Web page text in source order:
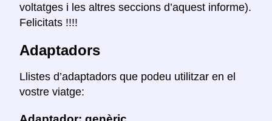
voltatges i les altres seccions d’aquest informe).
Felicitats !!!!
Adaptadors
Llistes d’adaptadors que podeu utilitzar en el
vostre viatge: